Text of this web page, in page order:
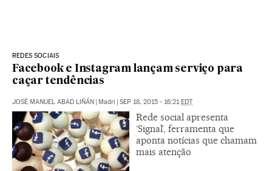
REDES SOCIAIS
Facebook e Instagram lançam serviço para
caçar tendências
JOSÉ MANUEL ABAD LIÑÁN | Madri | SEP 18, 2015 - 16:21EDT
Rede social apresenta
‘Signal’, ferramenta que
aponta notícias que chamam
mais atenção